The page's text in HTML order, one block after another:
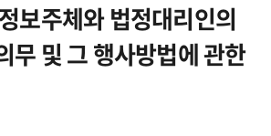
보주체와 법정대리인의
무 및 그 행사방법에 관한